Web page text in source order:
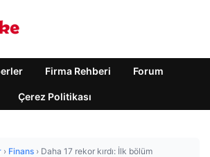
Firma Rehberi Forum
Çerez Politikası
› Finans › Daha 17 rekor kırdı: İlk bölüm